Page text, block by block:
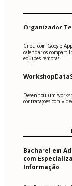
Organizador
Criou com Google
calendários
equipes remotas.
Desenhou um
contratações com
Bacharel em
com
Informação